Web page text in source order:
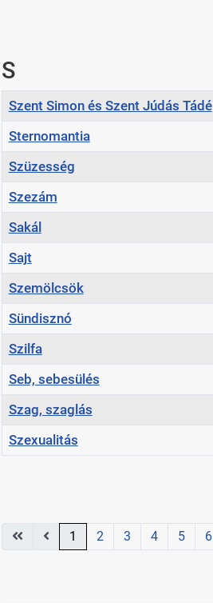
S
Cím
Szent Simon és Szent Júdás Tádé
Sternomantia
Szüzesség
Szezám
Sakál
Sajt
Szemölcsök
Sündisznó
Szilfa
Seb, sebesülés
Szag, szaglás
Szexualitás
1 2 3 4 5 6